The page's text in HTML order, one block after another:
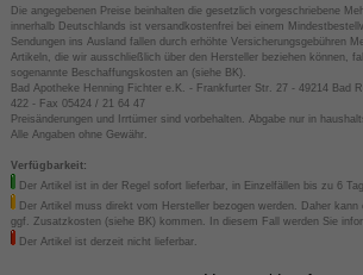
Die angegebenen Preise beinhalten die gesetzlich vorgeschriebene
innerhalb Deutschlands ist versandkostenfrei bei einem
Sendungen ins Ausland fallen durch erhöhte Versicherungsgebühren
Artikeln, die wir ausschließlich über den Hersteller beziehen können,
sogenannte Beschaffungskosten an (siehe BK).
Bad Apotheke Henning Fichter e.K. - Frankfurter Str. 27 - 49214 Bad
422 - Fax 05424 / 21 64 47
Preisänderungen und Irrtümer sind vorbehalten. Abgabe nur in
Alle Angaben ohne Gewähr.
Verfügbarkeit:
Der Artikel ist in der Regel sofort lieferbar, in Einzelfällen bis zu 6
Der Artikel muss direkt vom Hersteller bezogen werden. Daher kann
ggf. Zusatzkosten (siehe BK) kommen. In diesem Fall werden Sie
Der Artikel ist derzeit nicht lieferbar.